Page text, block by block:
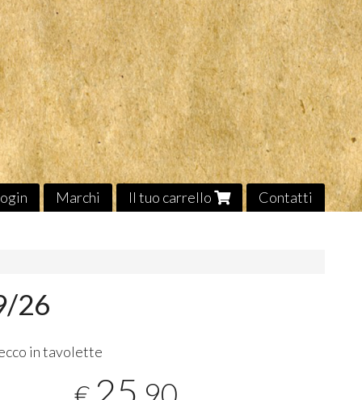
Marchi Il tuo carrello Contatti
26
in tavolette